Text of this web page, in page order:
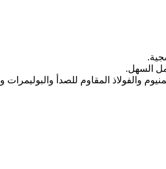
والفولاذ المقاوم للصدأ